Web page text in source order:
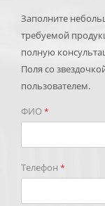
Заполните
требуемой
полную
Поля со
пользователем.
ФИО*
Телефон *